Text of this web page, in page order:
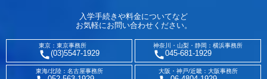
入学手続きや料金についてなど
お気軽にお問い合わせください。
東京：東京事務所
(03)5547-1929
神奈川・山梨・静岡：横浜事務所
045-681-1929
東海/北陸：名古屋事務所 大阪・神戸/近畿：大阪事務所